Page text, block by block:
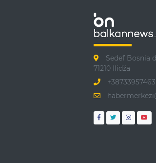
Sedef Bosnia
71210 Ilidža
+38733957463